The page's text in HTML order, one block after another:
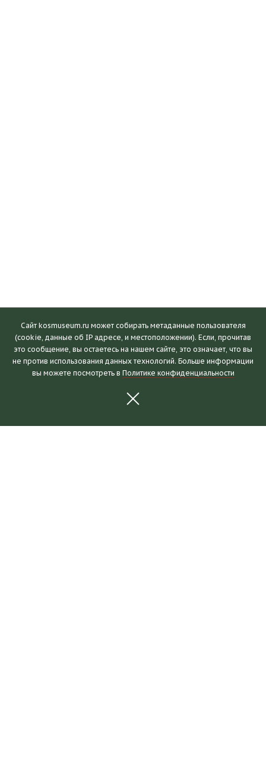
Посетителям
Часы работы и билеты
Пушкинская карта
Сайт kosmuseum.ru может собирать метаданные пользователя
(cookie, данные об IP адресе, и местоположении). Если, прочитав
это сообщение, вы остаетесь на нашем сайте, это означает, что вы
не против использования данных технологий. Больше информации
вы можете посмотреть в Политике конфиденциальности